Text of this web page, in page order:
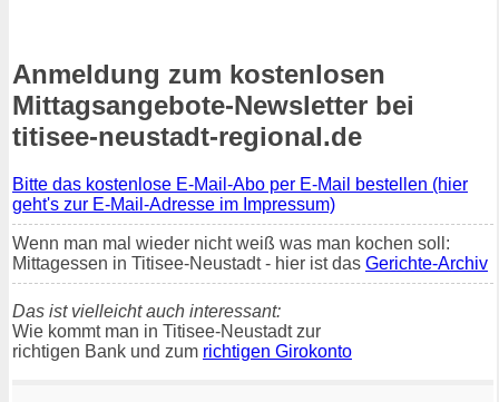
Anmeldung zum kostenlosen
Mittagsangebote-Newsletter bei
titisee-neustadt-regional.de
Bitte das kostenlose E-Mail-Abo per E-Mail bestellen (hier
geht's zur E-Mail-Adresse im Impressum)
Wenn man mal wieder nicht weiß was man kochen soll:
Mittagessen in Titisee-Neustadt - hier ist das Gerichte-Archiv
Das ist vielleicht auch interessant:
Wie kommt man in Titisee-Neustadt zur
richtigen Bank und zum richtigen Girokonto